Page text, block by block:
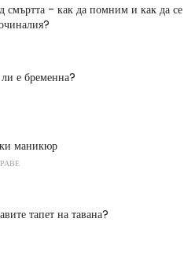
смъртта - как да помним и как да се
е бременна?
маникюр
тапет на тавана?